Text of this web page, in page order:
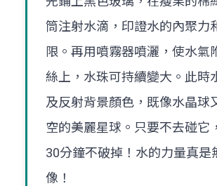
筒注射水滴，印證水的內聚力
限。再用噴霧器噴灑，使水氣
絲上，水珠可持續變大。此時
及反射背景顏色，既像水晶球
空的美麗星球。只要不去碰它
30分鐘不破掉！水的力量真是
像！